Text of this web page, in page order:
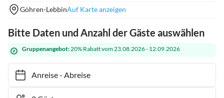
Göhren-LebbinAuf Karte anzeigen
Bitte Daten und Anzahl der Gäste auswählen
Gruppenangebot:20% Rabatt vom 23.08.2026 - 12.09.2026
Anreise- Abreise